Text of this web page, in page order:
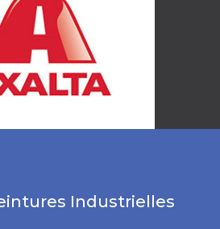
Industrielles